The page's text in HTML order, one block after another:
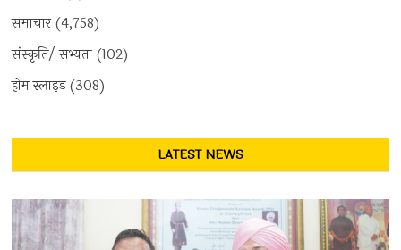
समाचार(4,758)
संस्कृति/ सभ्यता (102)
होम स्लाइड(308)
LATEST NEWS